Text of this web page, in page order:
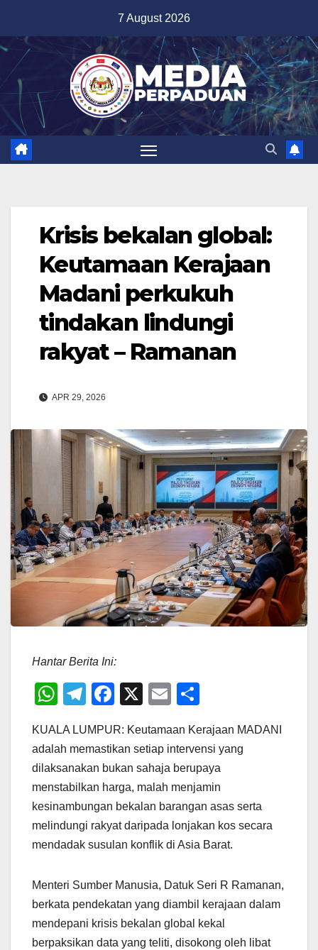
content
7 August 2026
Krisis bekalan global:
Keutamaan Kerajaan
Madani perkukuh
tindakan lindungi
rakyat – Ramanan
APR 29, 2026
Hantar Berita Ini:
W
at
s
A
p
p
T
e
gr
a
m
F
c
e
b
o
o
k
X
E
ail ar
e
KUALA LUMPUR: Keutamaan Kerajaan MADANI
adalah memastikan setiap intervensi yang
dilaksanakan bukan sahaja berupaya
menstabilkan harga, malah menjamin
kesinambungan bekalan barangan asas serta
melindungi rakyat daripada lonjakan kos secara
mendadak susulan konflik di Asia Barat.
Menteri Sumber Manusia, Datuk Seri R Ramanan,
berkata pendekatan yang diambil kerajaan dalam
mendepani krisis bekalan global kekal
berpaksikan data yang teliti, disokong oleh libat